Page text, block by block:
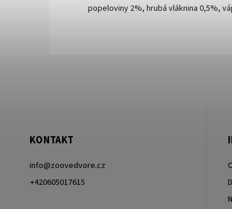
popeloviny 2%, hrubá vláknina 0,5%,
KONTAKT
info@zoovedvore.cz
+420605017615